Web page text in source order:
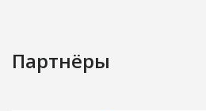
Партнёры